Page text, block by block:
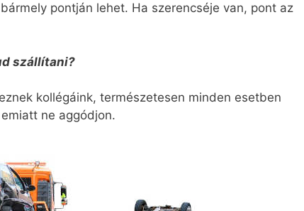
pontján lehet. Ha szerencséje van, pont az
szállítani?
kollégáink, természetesen minden esetben
ne aggódjon.